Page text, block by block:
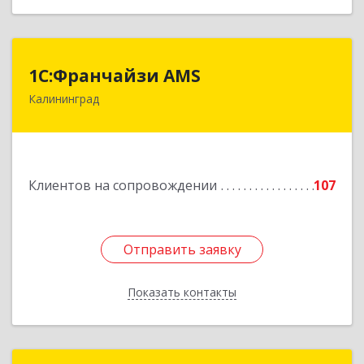
1С:Франчайзи AMS
Калининград
Клиентов на сопровождении 107
Отправить заявку
Показать контакты
238325, Калининградская обл, Гурьевский р-н,
Отправить заявку
Назад